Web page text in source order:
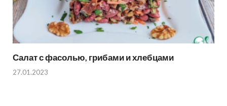
Салат с фасолью, грибами и хлебцами
27.01.2023